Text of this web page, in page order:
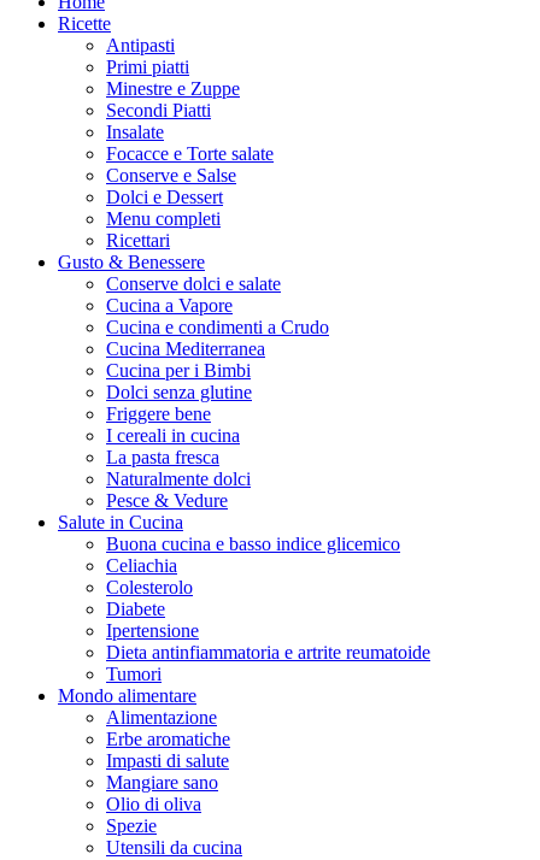
Ricette
Antipasti
Primi piatti
Minestre e Zuppe
Secondi Piatti
Insalate
Focacce e Torte salate
Conserve e Salse
Dolci e Dessert
Menu completi
Ricettari
Gusto & Benessere
Conserve dolci e salate
Cucina a Vapore
Cucina e condimenti a Crudo
Cucina Mediterranea
Cucina per i Bimbi
Dolci senza glutine
Friggere bene
I cereali in cucina
La pasta fresca
Naturalmente dolci
Pesce & Vedure
Salute in Cucina
Buona cucina e basso indice glicemico
Celiachia
Colesterolo
Diabete
Ipertensione
Dieta antinfiammatoria e artrite reumatoide
Tumori
Mondo alimentare
Alimentazione
Erbe aromatiche
Impasti di salute
Mangiare sano
Olio di oliva
Spezie
Utensili da cucina